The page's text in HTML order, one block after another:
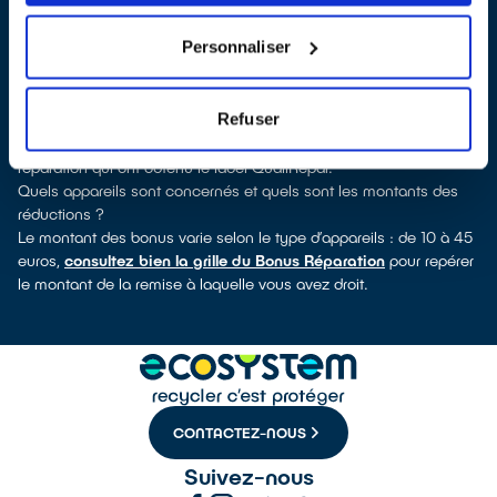
Personnaliser
Refuser
découvrirez pour quels types d’appareils ce professionnel a
télé, téléphone mobile, outillage électroportatif : à chaque famille
d’équipements son réparateur spécialisé et labellisé QualiRépar.
Comment bénéficier du Bonus Réparation à Agnetz ?
Immédiatement déduit de la facture par le réparateur, le Bonus
Réparation est en vigueur chez tous les professionnels de la
réparation qui ont obtenu le label QualiRépar.
Quels appareils sont concernés et quels sont les montants des
réductions ?
Le montant des bonus varie selon le type d’appareils : de 10 à 45
euros, consultez bien la grille du Bonus Réparation pour repérer
le montant de la remise à laquelle vous avez droit.
CONTACTEZ-NOUS
Suivez-nous